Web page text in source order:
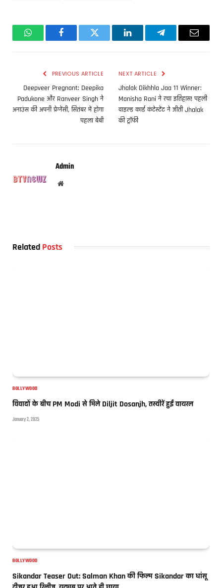
WhatsAppFacebookTwitter LinkedInTelegramEmail
PREVIOUS ARTICLE
Deepveer Pregnant: Deepika
Padukone और Ranveer Singh ने
अनाउंस की अपनी प्रेग्नेंसी, सितंबर में होगा
पहला बेबी
NEXT ARTICLE
Jhalak Dikhhla Jaa 11 Winner:
Manisha Rani ने रचा इतिहास! पहली
वाइल्ड कार्ड कंटेस्टेंट ने जीती Jhalak
की ट्रॉफी
Admin
Website
Related Posts
BOLLYWOOD
विवादों के बीच PM Modi से मिले Diljit Dosanjh, तस्वीरें हुईं वायरल
January 2, 2025
BOLLYWOOD
Sikandar Teaser Out: Salman Khan की फिल्म Sikandar का धांसू